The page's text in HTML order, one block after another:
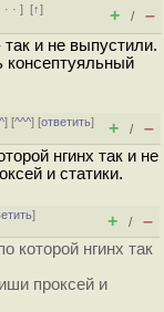
· ·][↑]
+ / –
и не выпустили.
консептуяльный
] [^^^] [ответить]
+ / –
нгинх так и не
и статики.
]
+ / –
которой нгинх так
проксей и